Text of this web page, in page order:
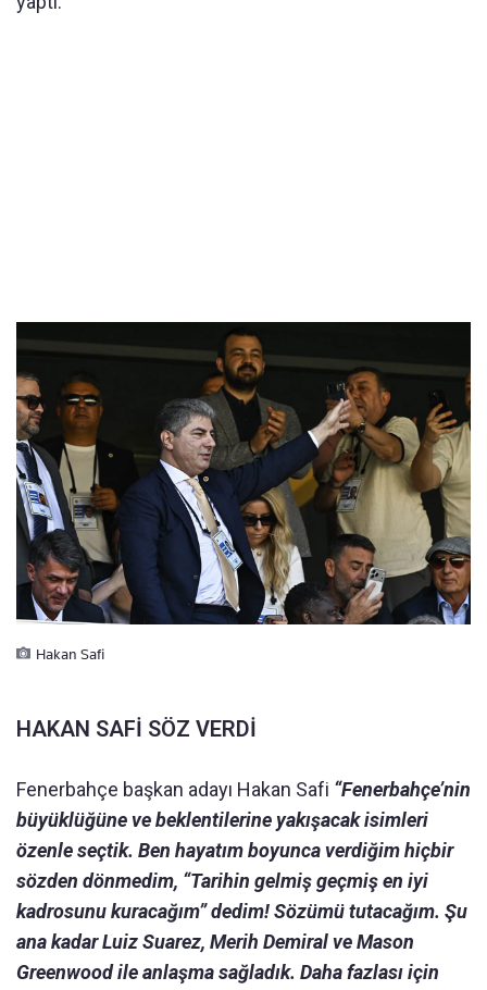
Hakan Safi
HAKAN SAFİ SÖZ VERDİ
Fenerbahçe başkan adayı Hakan Safi “Fenerbahçe’nin
büyüklüğüne ve beklentilerine yakışacak isimleri
özenle seçtik. Ben hayatım boyunca verdiğim hiçbir
sözden dönmedim, “Tarihin gelmiş geçmiş en iyi
kadrosunu kuracağım” dedim! Sözümü tutacağım. Şu
ana kadar Luiz Suarez, Merih Demiral ve Mason
Greenwood ile anlaşma sağladık. Daha fazlası için